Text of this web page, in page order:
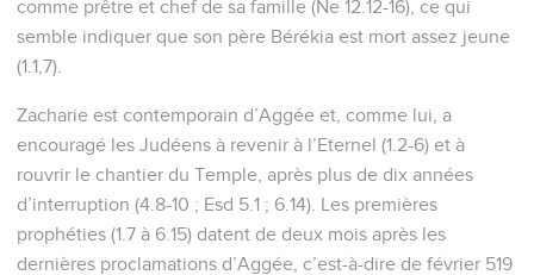
comme prêtre et chef de sa famille (Ne 12.12-16), ce qui
semble indiquer que son père Bérékia est mort assez jeune
(1.1,7).
Zacharie est contemporain d’Aggée et, comme lui, a
encouragé les Judéens à revenir à l’Eternel (1.2-6) et à
rouvrir le chantier du Temple, après plus de dix années
d’interruption (4.8-10 ; Esd 5.1 ; 6.14). Les premières
prophéties (1.7 à 6.15) datent de deux mois après les
dernières proclamations d’Aggée, c’est-à-dire de février 519